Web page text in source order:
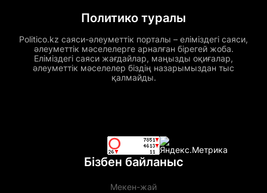
Политико туралы
Politico.kz саяси-әлеуметтік порталы – еліміздегі саяси,
әлеуметтік мәселелерге арналған бірегей жоба.
Еліміздегі саяси жағдайлар, маңызды оқиғалар,
әлеуметтік мәселелер біздің назарымыздан тыс
қалмайды.
Бізбен байланыс
Мекен-жай